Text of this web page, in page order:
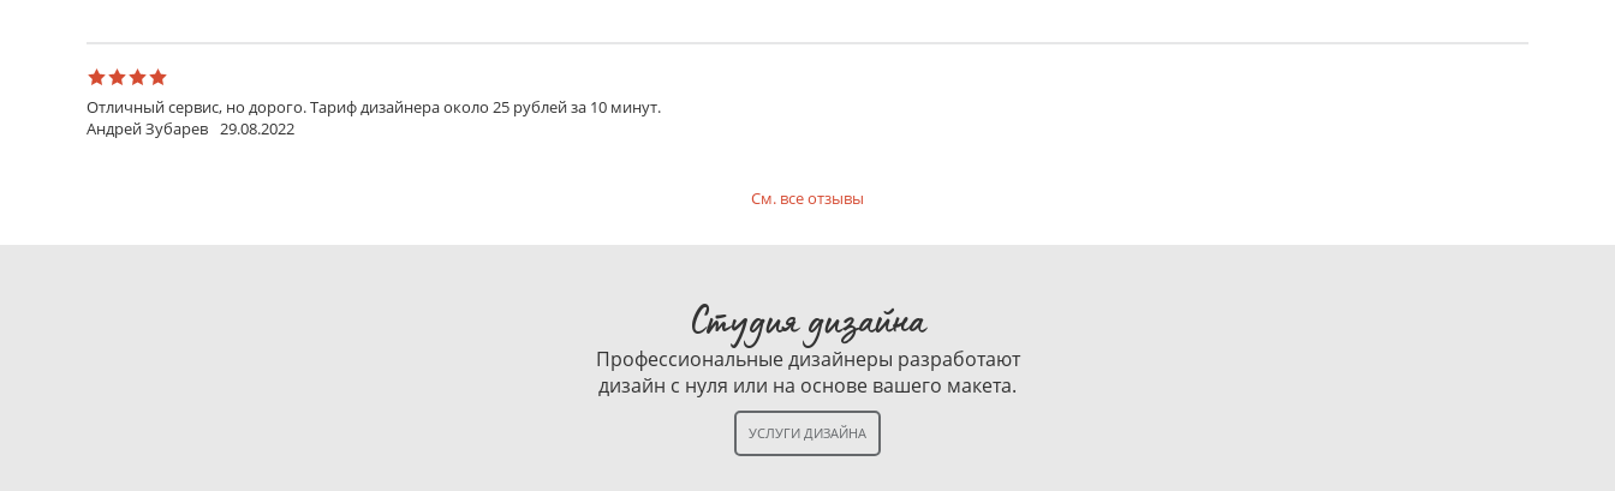
Отличный сервис, но дорого. Тариф дизайнера около 25 рублей за 10 минут.
Андрей Зубарев 29.08.2022
См. все отзывы
Студия дизайна
Профессиональные дизайнеры разработают
дизайн с нуля или на основе вашего макета.